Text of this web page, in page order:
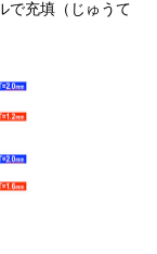
で充填（じゅうて